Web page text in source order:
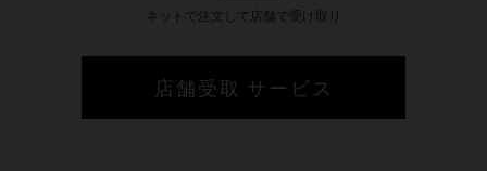
ネットで注文して店舗で受け取り
店舗受取 サービス